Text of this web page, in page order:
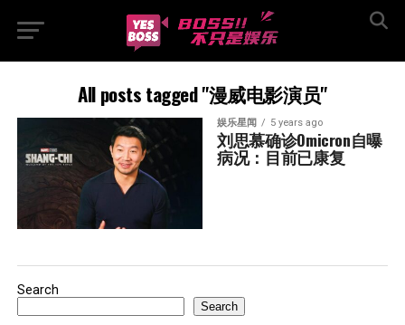
All posts tagged "漫威电影演员"
娱乐星闻 5 years ago
刘思慕确诊Omicron自曝
病况：目前已康复
Search
Search